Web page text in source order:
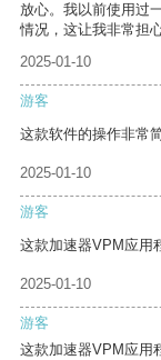
放心。我以前使用过
情况，这让我非常担心
2025-01-10
游客
这款软件的操作非常
2025-01-10
游客
这款加速器VPM应用
2025-01-10
游客
这款加速器VPM应用